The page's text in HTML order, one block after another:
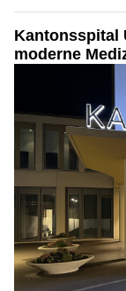
Kantonsspital
moderne